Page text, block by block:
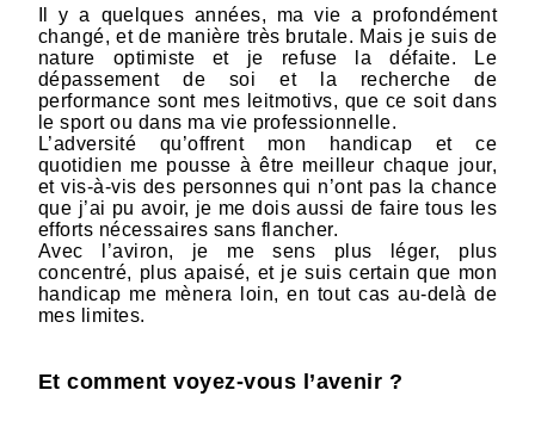
Il y a quelques années, ma vie a profondément
changé, et de manière très brutale. Mais je suis de
nature optimiste et je refuse la défaite. Le
dépassement de soi et la recherche de
performance sont mes leitmotivs, que ce soit dans
le sport ou dans ma vie professionnelle.
L’adversité qu’offrent mon handicap et ce
quotidien me pousse à être meilleur chaque jour,
et vis-à-vis des personnes qui n’ont pas la chance
que j’ai pu avoir, je me dois aussi de faire tous les
efforts nécessaires sans flancher.
Avec l’aviron, je me sens plus léger, plus
concentré, plus apaisé, et je suis certain que mon
handicap me mènera loin, en tout cas au-delà de
mes limites.
Et comment voyez-vous l’avenir ?